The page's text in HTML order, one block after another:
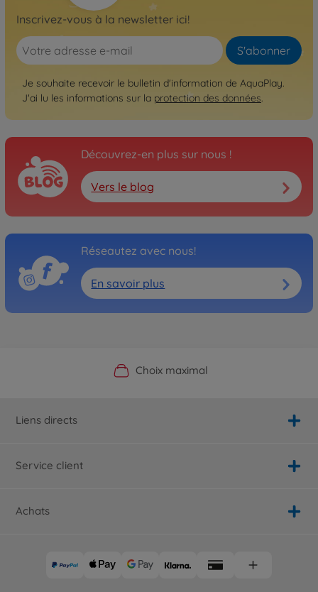
Inscrivez-vous à la newsletter ici!
S'abonner
Je souhaite recevoir le bulletin d'information de AquaPlay.
J'ai lu les informations sur la protection des données.
Découvrez-en plus sur nous !
Vers le blog
Réseautez avec nous!
En savoir plus
Boutique officielle du fabricant
Choix maximal
Service personnalisé
Livraison rapide
Liens directs
Service client
Achats